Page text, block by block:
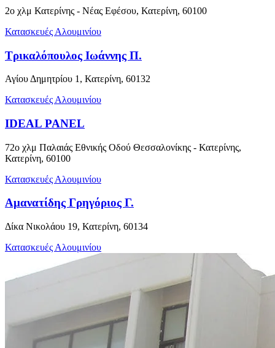
2ο χλμ Κατερίνης - Νέας Εφέσου, Κατερίνη, 60100
Κατασκευές Αλουμινίου
Τρικαλόπουλος Ιωάννης Π.
Αγίου Δημητρίου 1, Κατερίνη, 60132
Κατασκευές Αλουμινίου
IDEAL PANEL
72ο χλμ Παλαιάς Εθνικής Οδού Θεσσαλονίκης - Κατερίνης,
Κατερίνη, 60100
Κατασκευές Αλουμινίου
Αμανατίδης Γρηγόριος Γ.
Δίκα Νικολάου 19, Κατερίνη, 60134
Κατασκευές Αλουμινίου